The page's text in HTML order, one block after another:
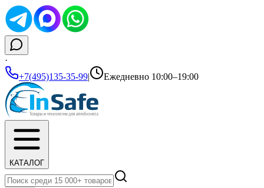
·
+7(495)135-35-99| Ежедневно 10:00–19:00
КАТАЛОГ